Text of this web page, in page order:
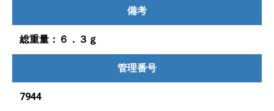
備考
総重量：６．３ｇ
管理番号
7944